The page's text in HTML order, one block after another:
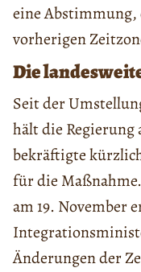
eine Abstimmung,
vorherigen
Die
Seit der
hält die
bekräftigte
für die
am 19. November
Änderungen der